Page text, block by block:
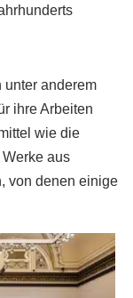
unter anderem
ihre Arbeiten
wie die
aus
von denen einige